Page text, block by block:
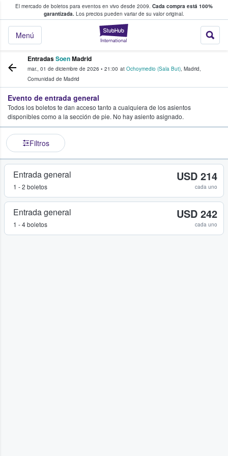
El mercado de boletos para eventos en vivo desde 2009. Cada compra está 100%
garantizada. Los precios pueden variar de su valor original.
StubHub: donde
Menú
fans compran y venden boletos
EntradasSoenMadrid
mar., 01 de diciembre de 2026 • 21:00 at Ochoymedio (Sala But), Madrid,
Comunidad de Madrid
Evento de entrada general
Todos los boletos te dan acceso tanto a cualquiera de los asientos
disponibles como a la sección de pie. No hay asiento asignado.
Filtros
Entrada general
1 - 2 boletos
USD 214
cada uno
Entrada general
1 - 4 boletos
USD 242
cada uno